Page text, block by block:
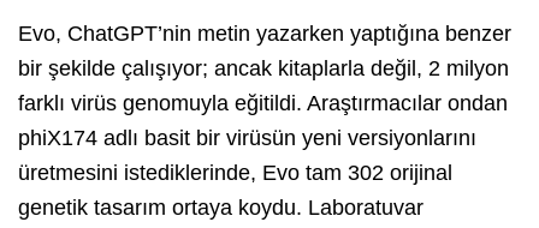
Evo, ChatGPT’nin metin yazarken yaptığına benzer
bir şekilde çalışıyor; ancak kitaplarla değil, 2 milyon
farklı virüs genomuyla eğitildi. Araştırmacılar ondan
phiX174 adlı basit bir virüsün yeni versiyonlarını
üretmesini istediklerinde, Evo tam 302 orijinal
genetik tasarım ortaya koydu. Laboratuvar